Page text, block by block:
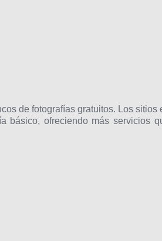
de fotografías gratuitos. Los sitios
básico, ofreciendo más servicios